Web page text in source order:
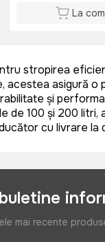
La
stropirea
asigură o
și
de 100 și 200
cu livrare la
mai recente